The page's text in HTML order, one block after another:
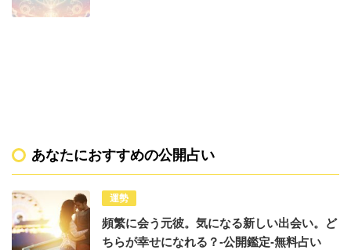
あなたにおすすめの公開占い
運勢
頻繁に会う元彼。気になる新しい出会い。ど
ちらが幸せになれる？-公開鑑定-無料占い